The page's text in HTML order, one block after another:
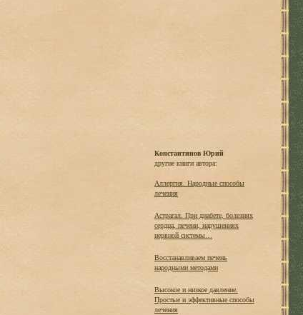
Константинов Юрий
другие книги автора:
Аллергия. Народные способы
лечения
Астрагал. При диабете, болезнях
сердца, печени, нарушениях
нервной системы…
Восстанавливаем печень
народными методами
Высокое и низкое давление.
Простые и эффективные способы
лечения